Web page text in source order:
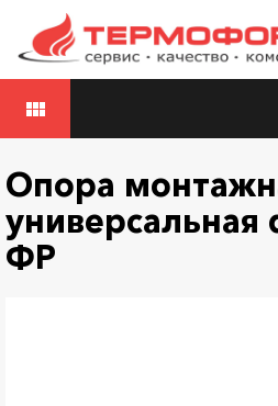
view_module
Опора
универсальная
ФР